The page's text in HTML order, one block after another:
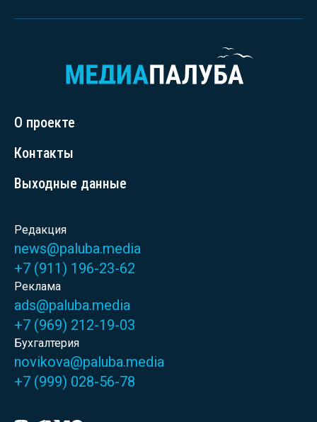
О проекте
Контакты
Выходные данные
Редакция
news@paluba.media
+7 (911) 196-23-62
Реклама
ads@paluba.media
+7 (969) 212-19-03
Бухгалтерия
novikova@paluba.media
+7 (999) 028-56-78